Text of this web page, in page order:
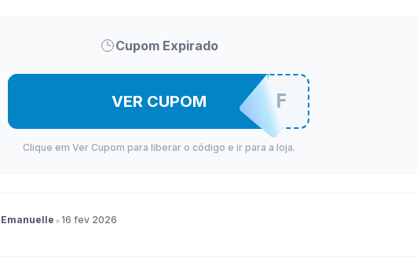
Cupom Expirado
TELA10OFF
VER CUPOM
Clique em Ver Cupom para liberar o código e ir para a loja.
Emanuelle •16 fev 2026